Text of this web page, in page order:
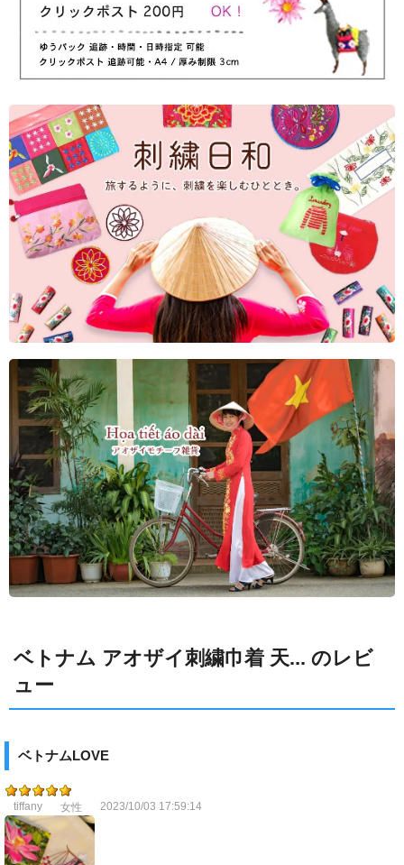
ベトナム アオザイ刺繍巾着 天... のレビ
ュー
ベトナムLOVE
tiffany 女性 2023/10/03 17:59:14